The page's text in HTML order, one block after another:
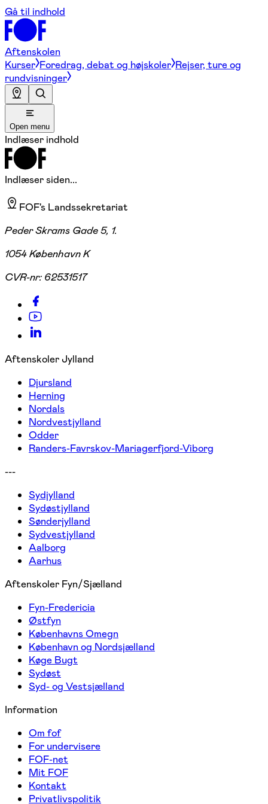
Gå til indhold
Aftenskolen
Kurser Foredrag, debat og højskoler Rejser, ture og
rundvisninger
Open menu
Indlæser indhold
Indlæser siden...
FOF's Landssekretariat
Peder Skrams Gade 5, 1.
1054 København K
CVR-nr: 62531517
Aftenskoler Jylland
Djursland
Herning
Nordals
Nordvestjylland
Odder
Randers-Favrskov-Mariagerfjord-Viborg
---
Sydjylland
Sydøstjylland
Sønderjylland
Sydvestjylland
Aalborg
Aarhus
Aftenskoler Fyn/Sjælland
Fyn-Fredericia
Østfyn
Københavns Omegn
København og Nordsjælland
Køge Bugt
Sydøst
Syd- og Vestsjælland
Information
Om fof
For undervisere
FOF-net
Mit FOF
Kontakt
Privatlivspolitik